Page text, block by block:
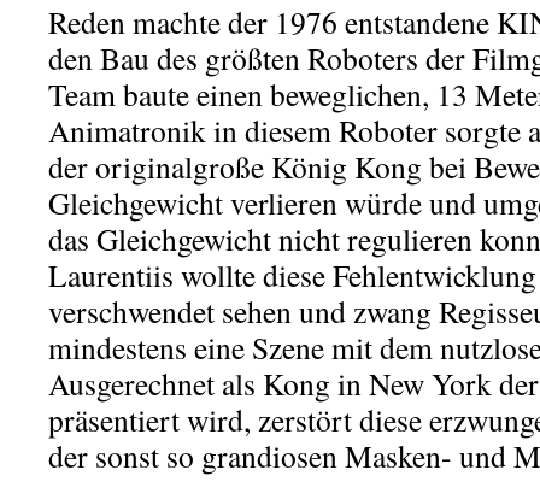
Reden machte der 1976 entstandene
den Bau des größten Roboters der
Team baute einen beweglichen, 13
Animatronik in diesem Roboter sorgte
der originalgroße König Kong bei
Gleichgewicht verlieren würde und
das Gleichgewicht nicht regulieren
Laurentiis wollte diese
verschwendet sehen und zwang
mindestens eine Szene mit dem
Ausgerechnet als Kong in New York
präsentiert wird, zerstört diese
der sonst so grandiosen Masken- und